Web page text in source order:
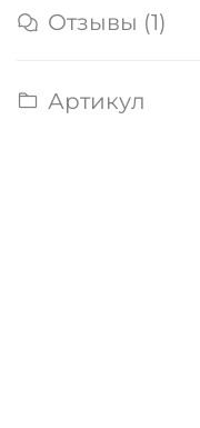
Отзывы (1)
Артикул